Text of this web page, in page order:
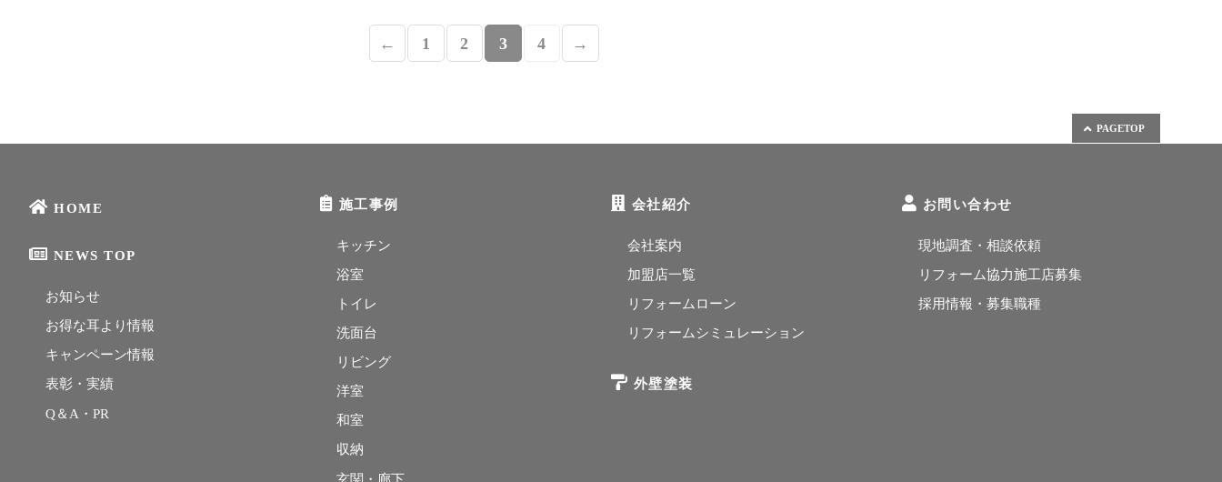
← 1 2 3 4 →
PAGETOP
HOME
NEWS TOP
お知らせ
お得な耳より情報
キャンペーン情報
表彰・実績
Q＆A・PR
施工事例
キッチン
浴室
トイレ
洗面台
リビング
洋室
和室
収納
玄関・廊下
会社紹介
会社案内
加盟店一覧
リフォームローン
リフォームシミュレーション
外壁塗装
お問い合わせ
現地調査・相談依頼
リフォーム協力施工店募集
採用情報・募集職種